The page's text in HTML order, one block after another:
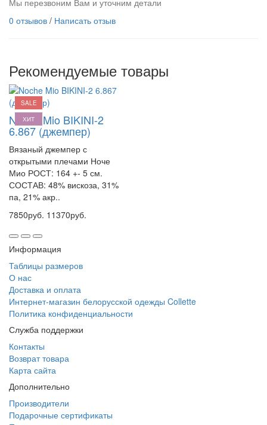
Мы перезвоним Вам и уточним детали
0 отзывов / Написать отзыв
Рекомендуемые товары
SALE
ХИТ
Noche Mio BIKINI-2
6.867 (джемпер)
Вязаный джемпер с
открытыми плечами Ноче
Мио РОСТ: 164 +- 5 см.
СОСТАВ: 48% вискоза, 31%
па, 21% акр..
7850руб. 11370руб.
Информация
Таблицы размеров
О нас
Доставка и оплата
Интернет-магазин белорусской одежды Collette
Политика конфиденциальности
Служба поддержки
Контакты
Возврат товара
Карта сайта
Дополнительно
Производители
Подарочные сертификаты